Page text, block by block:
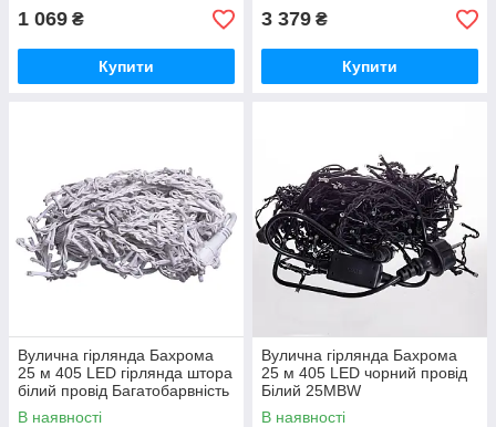
1 069 ₴
Купити
3 379 ₴
Купити
Вулична гірлянда Бахрома
25 м 405 LED гірлянда штора
білий провід Багатобарвність
25MWML
В наявності
Вулична гірлянда Бахрома
25 м 405 LED чорний провід
Білий 25MBW
В наявності